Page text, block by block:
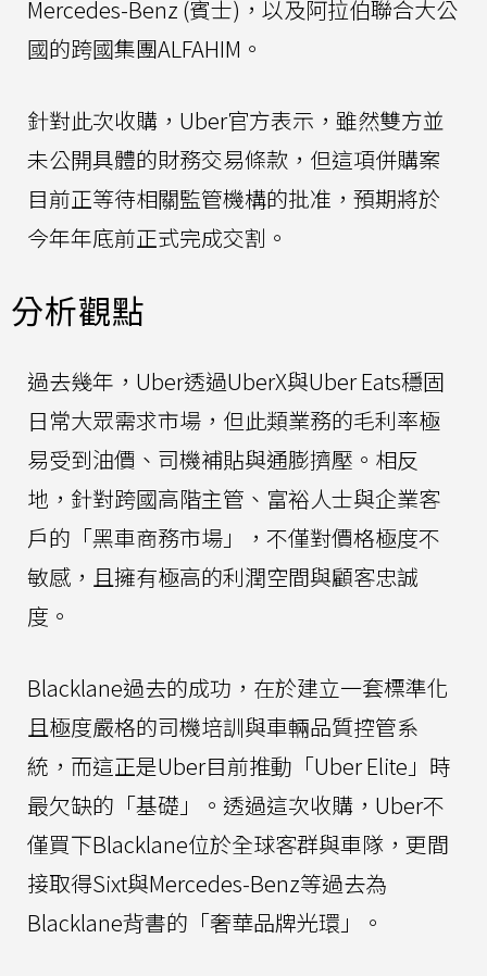
Mercedes-Benz (賓士)，以及阿拉伯聯合大公
國的跨國集團ALFAHIM。
針對此次收購，Uber官方表示，雖然雙方並
未公開具體的財務交易條款，但這項併購案
目前正等待相關監管機構的批准，預期將於
今年年底前正式完成交割。
分析觀點
過去幾年，Uber透過UberX與Uber Eats穩固
日常大眾需求市場，但此類業務的毛利率極
易受到油價、司機補貼與通膨擠壓。相反
地，針對跨國高階主管、富裕人士與企業客
戶的「黑車商務市場」，不僅對價格極度不
敏感，且擁有極高的利潤空間與顧客忠誠
度。
Blacklane過去的成功，在於建立一套標準化
且極度嚴格的司機培訓與車輛品質控管系
統，而這正是Uber目前推動「Uber Elite」時
最欠缺的「基礎」。透過這次收購，Uber不
僅買下Blacklane位於全球客群與車隊，更間
接取得Sixt與Mercedes-Benz等過去為
Blacklane背書的「奢華品牌光環」。